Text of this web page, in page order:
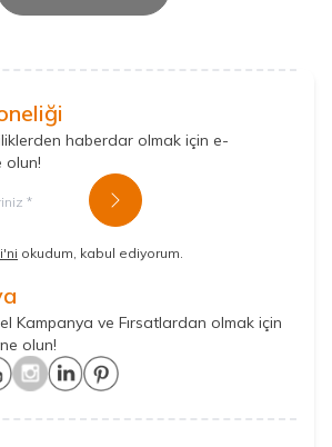
haberdar olmak için e-
olun!
Kayıt Ol
okudum, kabul ediyorum.
Kampanya ve Fırsatlardan olmak için
olun!